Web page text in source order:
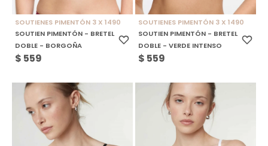
SOUTIENES PIMENTÓN 3 X 1490
SOUTIEN PIMENTÓN - BRETEL
DOBLE - BORGOÑA
$ 559
SOUTIENES PIMENTÓN 3 X 1490
SOUTIEN PIMENTÓN - BRETEL
DOBLE - VERDE INTENSO
$ 559